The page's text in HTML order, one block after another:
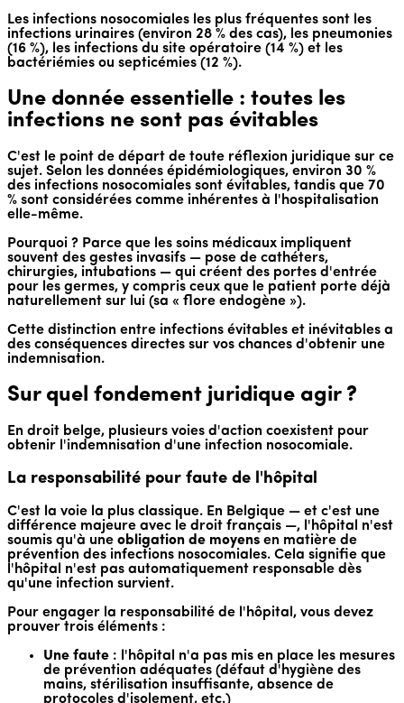
Les infections nosocomiales les plus fréquentes sont les
infections urinaires (environ 28 % des cas), les pneumonies
(16 %), les infections du site opératoire (14 %) et les
bactériémies ou septicémies (12 %).
Une donnée essentielle : toutes les
infections ne sont pas évitables
C'est le point de départ de toute réflexion juridique sur ce
sujet. Selon les données épidémiologiques, environ 30 %
des infections nosocomiales sont évitables, tandis que 70
% sont considérées comme inhérentes à l'hospitalisation
elle-même.
Pourquoi ? Parce que les soins médicaux impliquent
souvent des gestes invasifs — pose de cathéters,
chirurgies, intubations — qui créent des portes d'entrée
pour les germes, y compris ceux que le patient porte déjà
naturellement sur lui (sa « flore endogène »).
Cette distinction entre infections évitables et inévitables a
des conséquences directes sur vos chances d'obtenir une
indemnisation.
Sur quel fondement juridique agir ?
En droit belge, plusieurs voies d'action coexistent pour
obtenir l'indemnisation d'une infection nosocomiale.
La responsabilité pour faute de l'hôpital
C'est la voie la plus classique. En Belgique — et c'est une
différence majeure avec le droit français —, l'hôpital n'est
soumis qu'à une obligation de moyens en matière de
prévention des infections nosocomiales. Cela signifie que
l'hôpital n'est pas automatiquement responsable dès
qu'une infection survient.
Pour engager la responsabilité de l'hôpital, vous devez
prouver trois éléments :
Une faute : l'hôpital n'a pas mis en place les mesures
de prévention adéquates (défaut d'hygiène des
mains, stérilisation insuffisante, absence de
protocoles d'isolement, etc.)